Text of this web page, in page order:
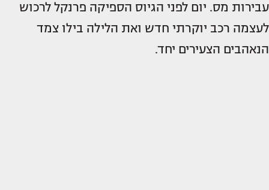
עבירות מס. יום לפני הגיוס הספיקה פרנקל לרכוש
לעצמה רכב יוקרתי חדש ואת הלילה בילו צמד
הנאהבים הצעירים יחד.